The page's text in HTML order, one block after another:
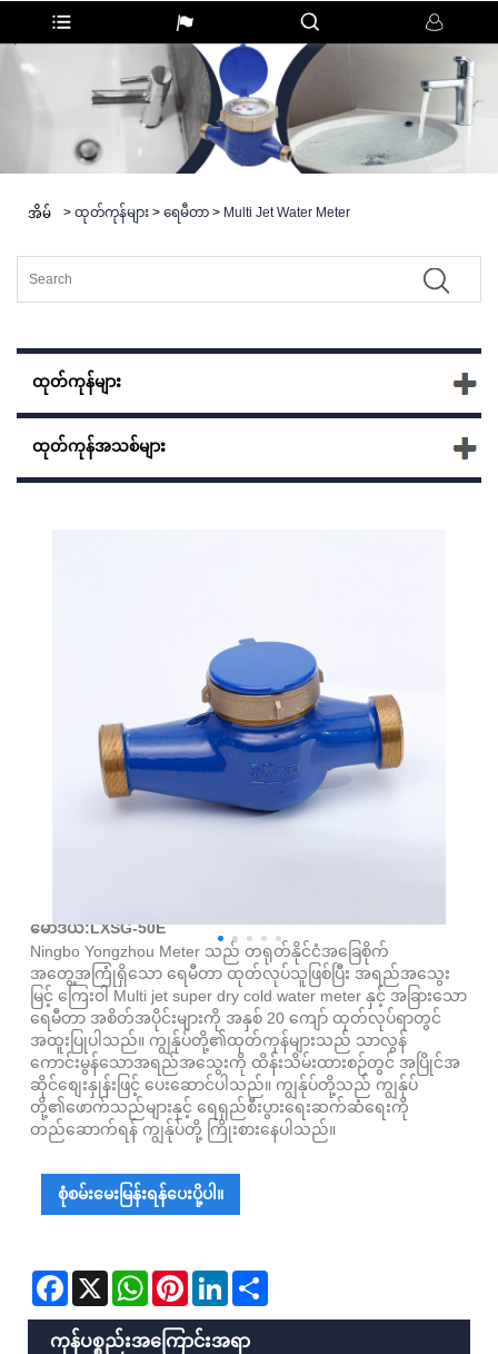
အိမ် > ထုတ်ကုန်များ > ရေမီတာ > Multi Jet Water Meter
ထုတ်ကုန်များ
ထုတ်ကုန်အသစ်များ
မော်ဒယ်:LXSG-50E
Ningbo Yongzhou Meter သည် တရုတ်နိုင်ငံအခြေစိုက်
အတွေ့အကြုံရှိသော ရေမီတာ ထုတ်လုပ်သူဖြစ်ပြီး အရည်အသွေး
မြင့် ကြေးဝါ Multi jet super dry cold water meter နှင့် အခြားသော
ရေမီတာ အစိတ်အပိုင်းများကို အနှစ် 20 ကျော် ထုတ်လုပ်ရာတွင်
အထူးပြုပါသည်။ ကျွန်ုပ်တို့၏ထုတ်ကုန်များသည် သာလွန်
ကောင်းမွန်သောအရည်အသွေးကို ထိန်းသိမ်းထားစဉ်တွင် အပြိုင်အ
ဆိုင်စျေးနှုန်းဖြင့် ပေးဆောင်ပါသည်။ ကျွန်ုပ်တို့သည် ကျွန်ုပ်
တို့၏ဖောက်သည်များနှင့် ရေရှည်စီးပွားရေးဆက်ဆံရေးကို
တည်ဆောက်ရန် ကျွန်ုပ်တို့ ကြိုးစားနေပါသည်။
စုံစမ်းမေးမြန်းရန်ပေးပို့ပါ။
Facebook
X WhatsAppPinterestLinkedIn
ကုန်ပစ္စည်းအကြောင်းအရာ